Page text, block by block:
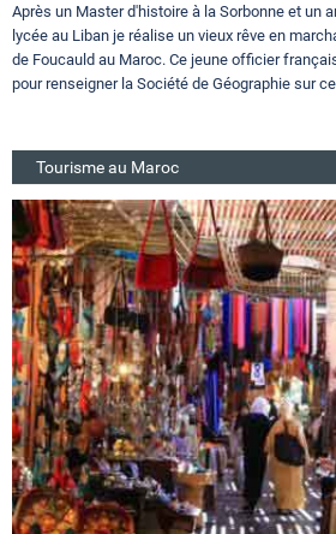
Après un Master d'histoire à la Sorbonne et un
lycée au Liban je réalise un vieux rêve en
de Foucauld au Maroc. Ce jeune officier
pour renseigner la Société de Géographie sur
Tourisme au Maroc